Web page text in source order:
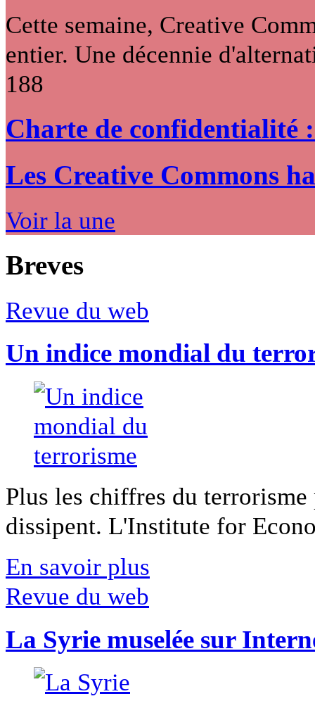
Cette semaine, Creative
entier. Une décennie
188
Charte de confidentialité
Les Creative Commons
Voir la une
Breves
Revue du web
Un indice mondial du
Plus les chiffres du
dissipent. L'Institute for
En savoir plus
Revue du web
La Syrie muselée sur